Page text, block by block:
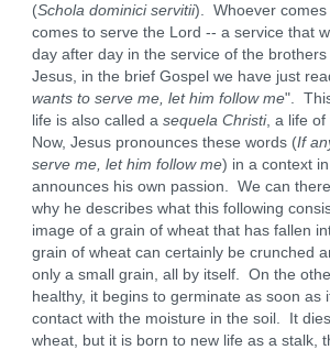
(Schola dominici servitii). Whoever
comes to serve the Lord -- a service that
day after day in the service of the
Jesus, in the brief Gospel we have just
wants to serve me, let him follow me".
life is also called a sequela Christi, a life of
Now, Jesus pronounces these words (If
serve me, let him follow me) in a context
announces his own passion. We can
why he describes what this following
image of a grain of wheat that has fallen
grain of wheat can certainly be crunched
only a small grain, all by itself. On the
healthy, it begins to germinate as soon as
contact with the moisture in the soil. It
wheat, but it is born to new life as a stalk,